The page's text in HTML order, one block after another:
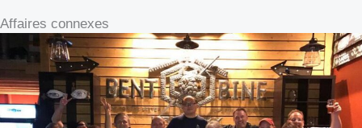
Affaires connexes